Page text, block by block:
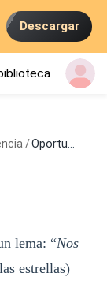
Descargar
/Oportunidad
lema: “Nos
estrellas)